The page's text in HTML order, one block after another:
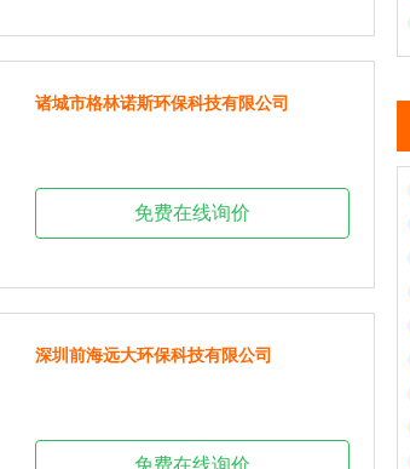
诸城市格林诺斯环保科技有限公司
免费在线询价
深圳前海远大环保科技有限公司
免费在线询价